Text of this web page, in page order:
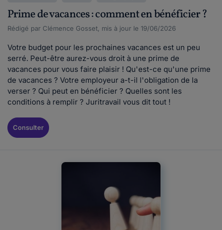
Prime de vacances : comment en bénéficier ?
Rédigé par Clémence Gosset, mis à jour le 19/06/2026
Votre budget pour les prochaines vacances est un peu
serré. Peut-être aurez-vous droit à une prime de
vacances pour vous faire plaisir ! Qu'est-ce qu'une prime
de vacances ? Votre employeur a-t-il l'obligation de la
verser ? Qui peut en bénéficier ? Quelles sont les
conditions à remplir ? Juritravail vous dit tout !
Consulter